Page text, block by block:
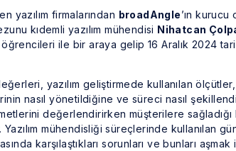
yazılım firmalarından broadAngle’ın kurucu
kıdemli yazılım mühendisi Nihatcan
öğrencileri ile bir araya gelip 16 Aralık 2024
yazılım geliştirmede kullanılan
nasıl yönetildiğine ve süreci nasıl
değerlendirirken müşterilere
mühendisliği süreçlerinde kullanılan
karşılaştıkları sorunları ve bunları